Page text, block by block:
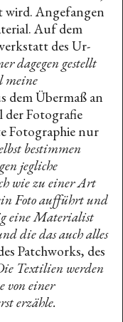
memories
— Gedanken
wird. Angefangen
Auf dem
des Ur-
dagegen gestellt
meine
dem Übermaß an
der Fotografie
Fotographie nur
bestimmen
jegliche
wie zu einer Art
Foto aufführt und
eine Materialist
die das auch alles
Patchworks, des
Textilien werden
von einer
erzähle.